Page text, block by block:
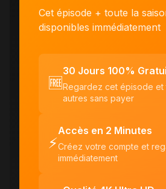
Cet épisode + toute la
disponibles immédiatement
🆓
30 Jours 100%
Regardez cet épisode et
autres sans payer
⚡
Accès en 2 Minutes
Créez votre compte et
immédiatement